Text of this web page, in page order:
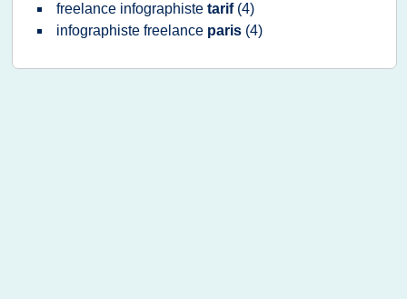
freelance infographiste tarif (4)
infographiste freelance paris (4)